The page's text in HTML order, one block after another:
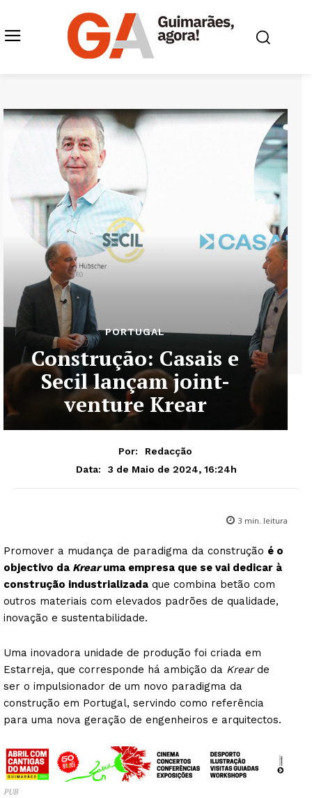
PORTUGAL
Construção: Casais e
Secil lançam joint-
venture Krear
Por:
Redacção
Data:
3 de Maio de 2024, 16:24h
3 min. leitura
Promover a mudança de paradigma da construção é o
objectivo da Krearuma empresa que se vai dedicar à
construção industrializada que combina betão com
outros materiais com elevados padrões de qualidade,
inovação e sustentabilidade.
Uma inovadora unidade de produção foi criada em
Estarreja, que corresponde há ambição da Krearde
ser o impulsionador de um novo paradigma da
construção em Portugal, servindo como referência
para uma nova geração de engenheiros e arquitectos.
PUB